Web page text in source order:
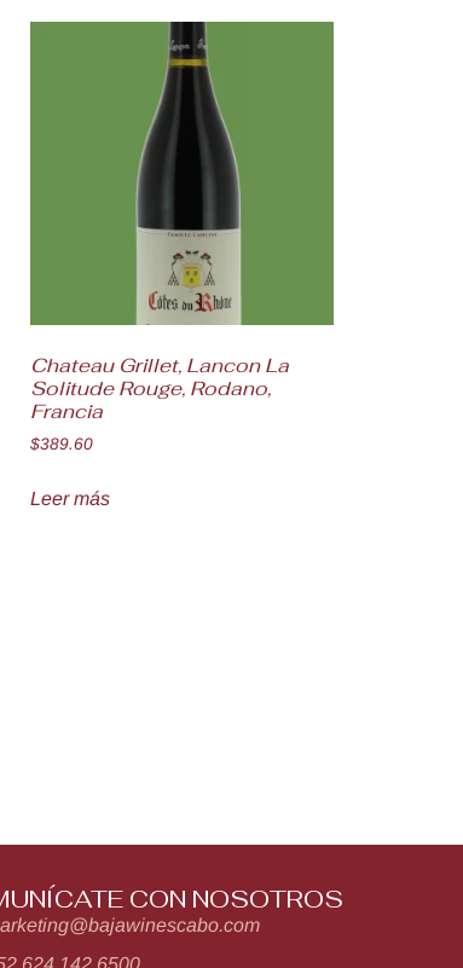
Chateau Grillet, Lancon La
Solitude Rouge, Rodano,
Francia
$389.60
Leer más
CON NOSOTROS
624 142 6500